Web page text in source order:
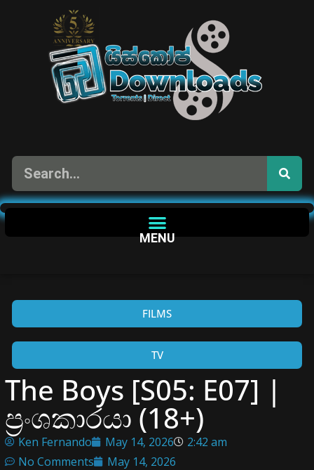
MENU
FILMS
TV
The Boys [S05: E07] |
ප්‍රංශකාරයා (18+)
Ken Fernando May 14, 2026
2:42 am
No Comments
May 14, 2026